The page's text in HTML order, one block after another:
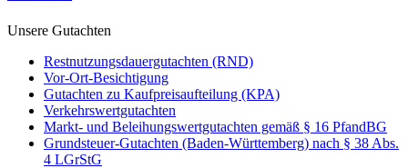
Unsere Gutachten
Restnutzungsdauergutachten (RND)
Vor-Ort-Besichtigung
Gutachten zu Kaufpreisaufteilung (KPA)
Verkehrswertgutachten
Markt- und Beleihungswertgutachten gemäß § 16 PfandBG
Grundsteuer-Gutachten (Baden-Württemberg) nach § 38 Abs.
4 LGrStG